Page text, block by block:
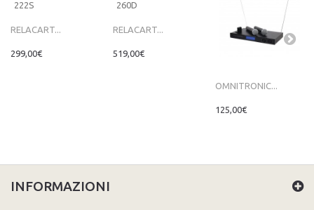
RELACART...
299,00€
RELACART...
519,00€
OMNITRONIC...
125,00€
INFORMAZIONI